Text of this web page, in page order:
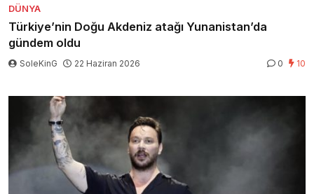
DÜNYA
Türkiye’nin Doğu Akdeniz atağı Yunanistan’da
gündem oldu
SoleKinG 22 Haziran 2026 0 10